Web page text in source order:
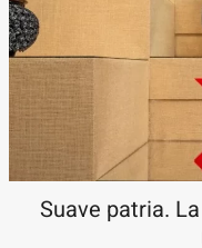
Suave patria.